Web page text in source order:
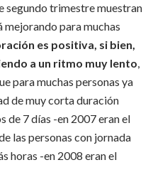
segundo trimestre muestran
para muchas
es positiva, si bien,
a un ritmo muy lento,
para muchas personas ya
de muy corta duración
de 7 días -en 2007 eran el
las personas con jornada
horas -en 2008 eran el